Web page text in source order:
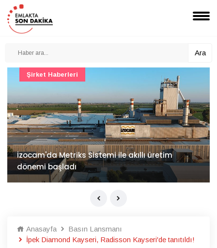
Ara
İzocam'da Metriks Sistemi ile akıllı üretim
dönemi başladı
Şirket Haberleri
Anasayfa
Basın Lansmanı
İpek Diamond Kayseri, Radisson Kayseri'de tanıtıldı!